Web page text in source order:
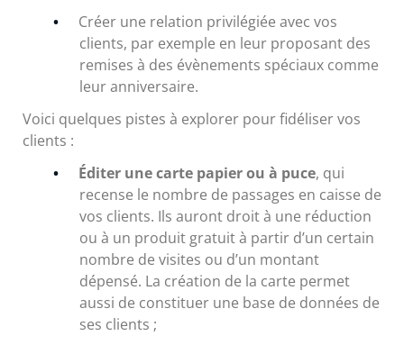
Créer une relation privilégiée avec vos
clients, par exemple en leur proposant des
remises à des évènements spéciaux comme
leur anniversaire.
Voici quelques pistes à explorer pour fidéliser vos
clients :
Éditer une carte papier ou à puce, qui
recense le nombre de passages en caisse de
vos clients. Ils auront droit à une réduction
ou à un produit gratuit à partir d’un certain
nombre de visites ou d’un montant
dépensé. La création de la carte permet
aussi de constituer une base de données de
ses clients ;